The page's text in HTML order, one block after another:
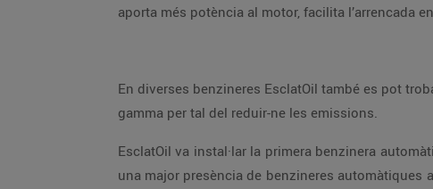
En diverses benzineres EsclatOil també
gamma per tal del reduir-ne les emissions.
EsclatOil va instal·lar la primera benzinera automàtica l’any 1995 a Osona i des de llavors ha contribuït decisivament dintre de l’Estat Espanyol a que hi hagi
una major presència de benzineres automàtiques a Catalunya. Segons l’informe de la CNMC aquest fet fa que el preu general baixi entre un 0,21% i un 0,5%.